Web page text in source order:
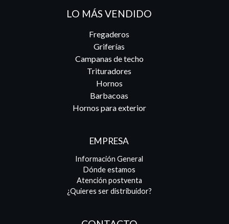
LO MÁS VENDIDO
Fregaderos
Griferías
Campanas de techo
Trituradores
Hornos
Barbacoas
Hornos para exterior
EMPRESA
Información General
Dónde estamos
Atención postventa
¿Quieres ser distribuidor?